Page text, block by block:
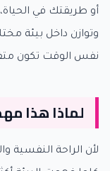
أو طريقتك في
وتوازن داخل بيئة
نفس الوقت تكون
لماذا هذا
لأن الراحة النفسية